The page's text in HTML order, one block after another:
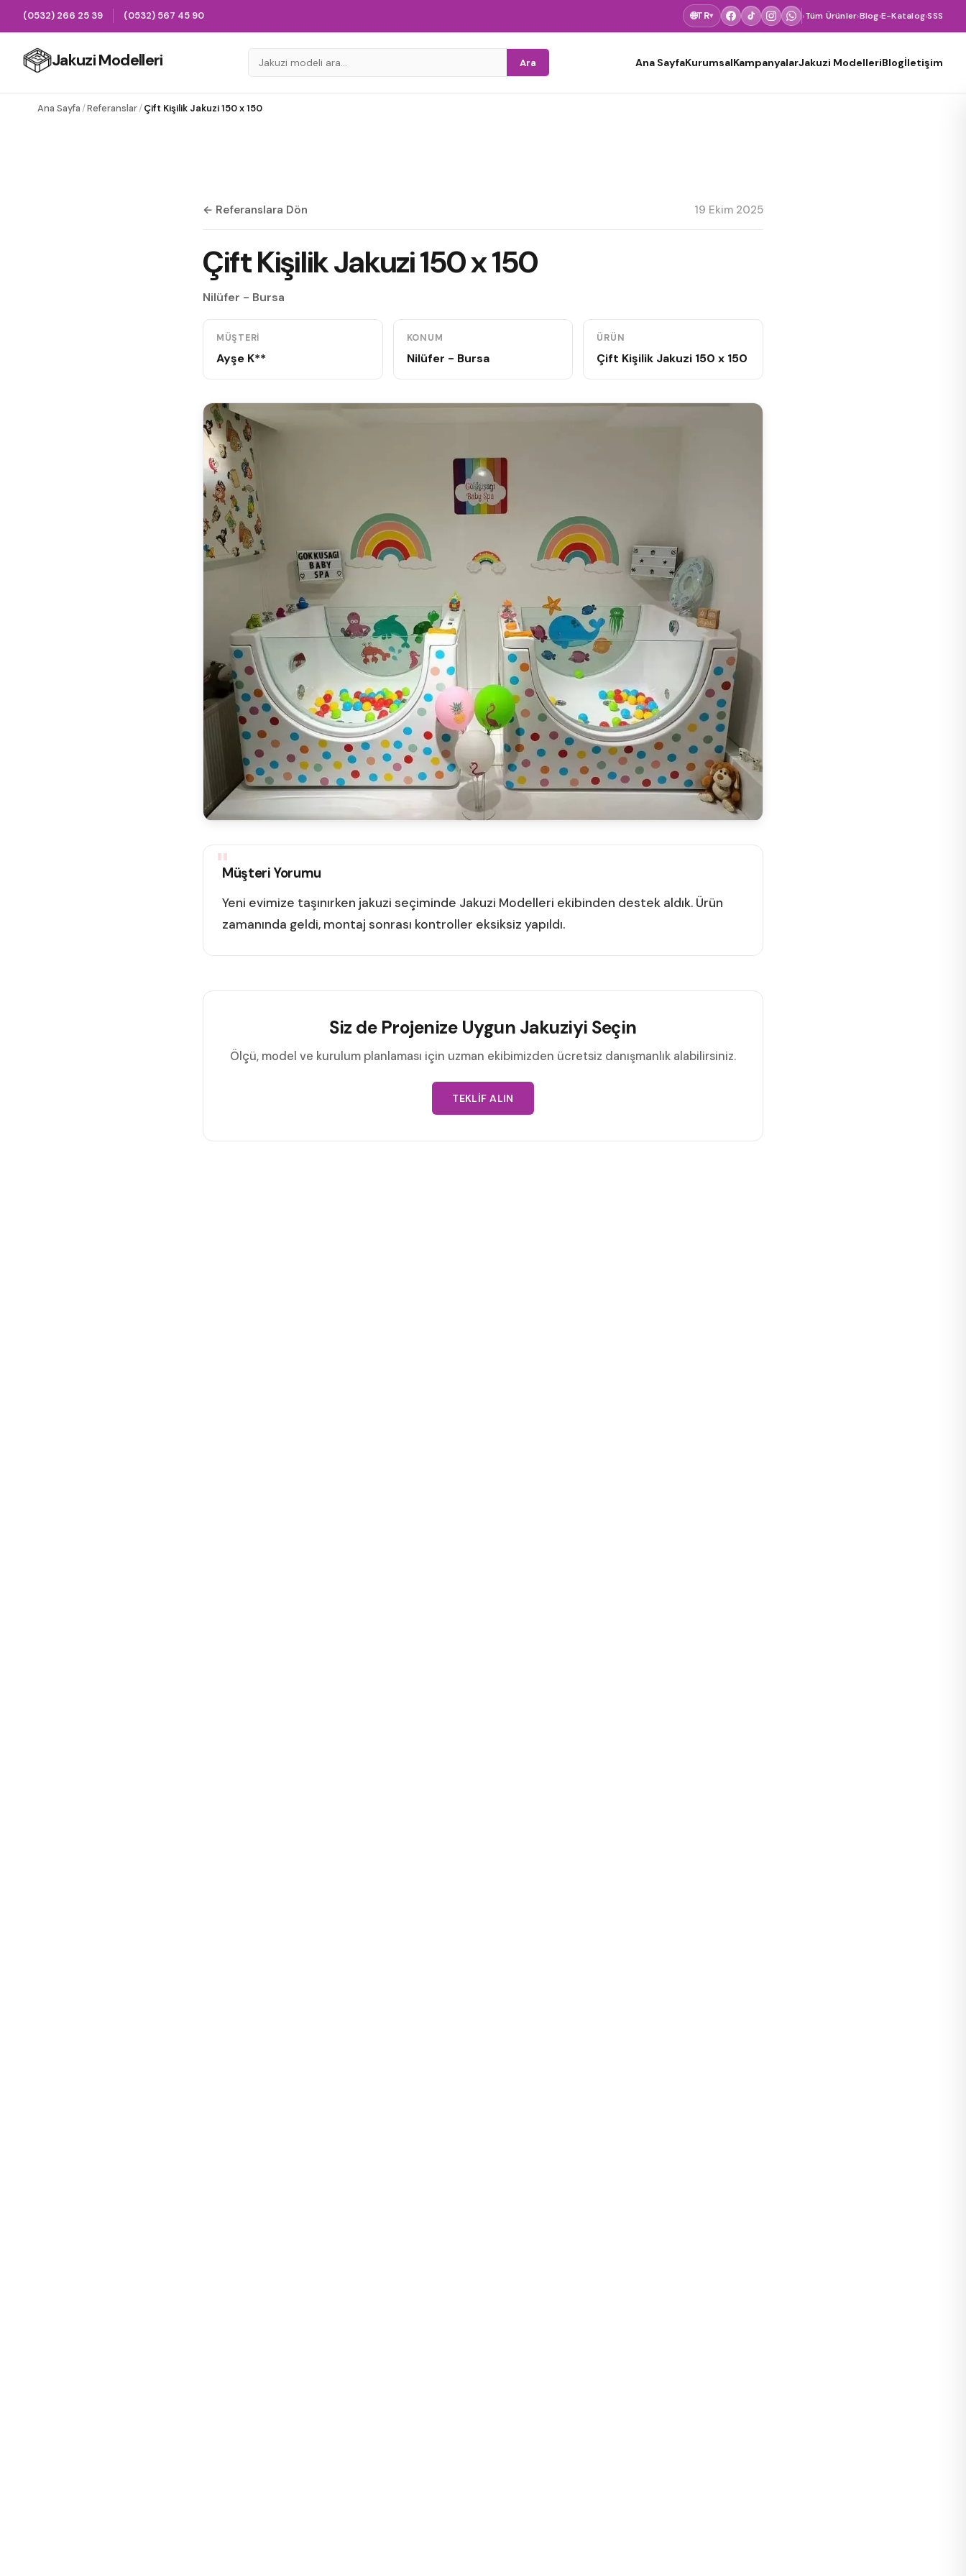
(0532) 266 25 39 (0532) 567 45 90 🌐TR▾ ›Tüm Ürünler›Blog›E-Katalog›SSS
Jakuzi Modelleri Ara Ana SayfaKurumsalKampanyalarJakuzi ModelleriBlogİletişim
Ana Sayfa /Referanslar/Çift Kişilik Jakuzi 150 x 150
← Referanslara Dön 19 Ekim 2025
Çift Kişilik Jakuzi 150 x 150
Nilüfer - Bursa
MÜŞTERI
Ayşe K**
KONUM
Nilüfer - Bursa
ÜRÜN
Çift Kişilik Jakuzi 150 x 150
Müşteri Yorumu
Yeni evimize taşınırken jakuzi seçiminde Jakuzi Modelleri ekibinden destek aldık. Ürün
zamanında geldi, montaj sonrası kontroller eksiksiz yapıldı.
Siz de Projenize Uygun Jakuziyi Seçin
Ölçü, model ve kurulum planlaması için uzman ekibimizden ücretsiz danışmanlık alabilirsiniz.
TEKLIF ALIN